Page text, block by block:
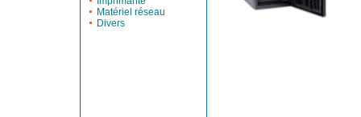
Matériel réseau
Divers